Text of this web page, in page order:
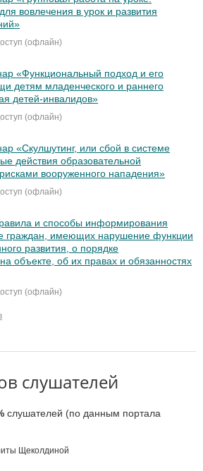
вовлечения в урок и развития
(офлайн)
«Функциональный подход и его
детям младенческого и раннего
детей-инвалидов»
(офлайн)
«Скулшутинг, или сбой в системе
действия образовательной
вооруженного нападения»
(офлайн)
и способы информирования
граждан, имеющих нарушение функции
развития, о порядке
объекте, об их правах и обязанностях
(офлайн)
слушателей
слушателей (по данным портала
Щеколдиной